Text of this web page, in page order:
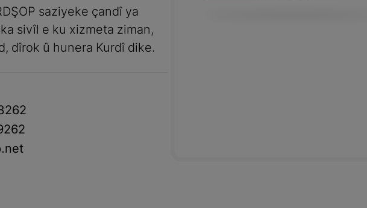
saziyeke çandî ya
sivîl e ku xizmeta ziman,
dîrok û hunera Kurdî dike.